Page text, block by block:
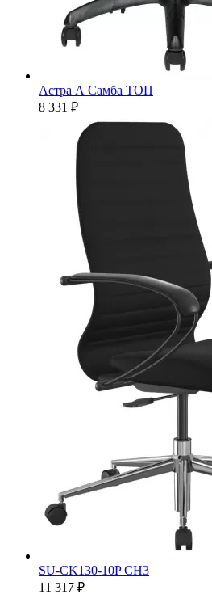
Астра А Самба ТОП
8 331 ₽
SU-CK130-10P CH3
11 317 ₽